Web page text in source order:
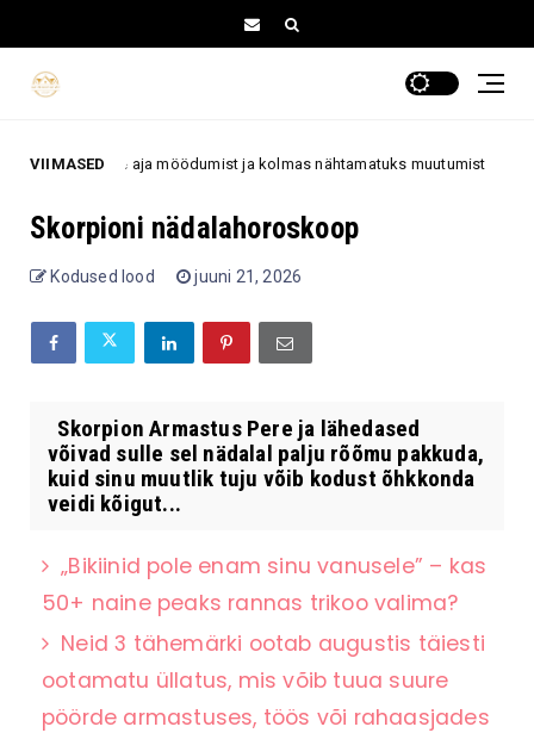
VIIMASED
teine aja möödumist ja kolmas nähtamatuks muutumist
Skorpioni nädalahoroskoop
Kodused lood juuni 21, 2026
Skorpion Armastus Pere ja lähedased
võivad sulle sel nädalal palju rõõmu pakkuda,
kuid sinu muutlik tuju võib kodust õhkkonda
veidi kõigut...
„Bikiinid pole enam sinu vanusele” – kas
50+ naine peaks rannas trikoo valima?
Neid 3 tähemärki ootab augustis täiesti
ootamatu üllatus, mis võib tuua suure
pöörde armastuses, töös või rahaasjades